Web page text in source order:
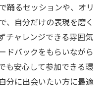
変える毎日の楽しみ
スクール活用法
るダンススクール生
びを見つけて
踊るセッションや、オリ
、自分だけの表現を磨く
チャレンジできる雰囲気
ドバックをもらいながら
も安心して参加できる環
分に出会いたい方に最適